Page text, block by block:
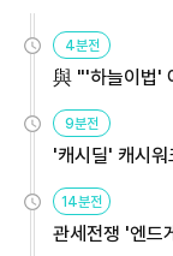
4분전
與 "'하늘이법'
9분전
'캐시딜' 캐시
14분전
관세전쟁 '엔드